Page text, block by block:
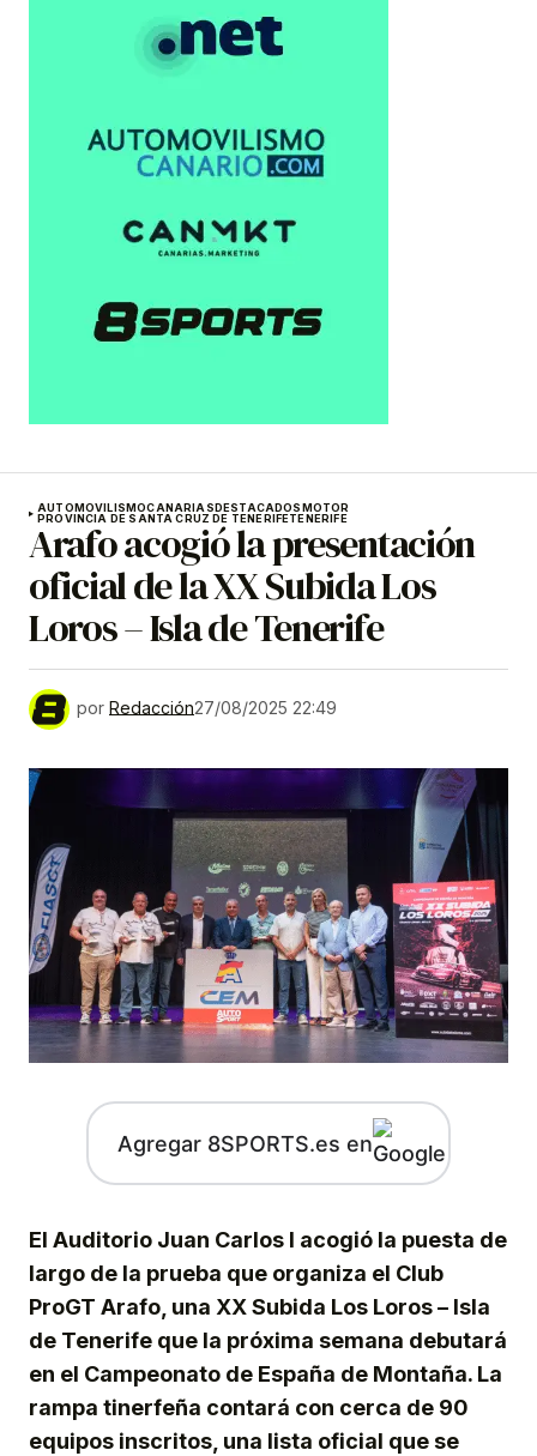
AUTOMOVILISMOCANARIASDESTACADOSMOTOR
PROVINCIA DE SANTA CRUZ DE TENERIFETENERIFE
Arafo acogió la presentación
oficial de la XX Subida Los
Loros – Isla de Tenerife
por Redacción27/08/2025 22:49
Agregar 8SPORTS.es en
El Auditorio Juan Carlos I acogió la puesta de
largo de la prueba que organiza el Club
ProGT Arafo, una XX Subida Los Loros – Isla
de Tenerife que la próxima semana debutará
en el Campeonato de España de Montaña. La
rampa tinerfeña contará con cerca de 90
equipos inscritos, una lista oficial que se